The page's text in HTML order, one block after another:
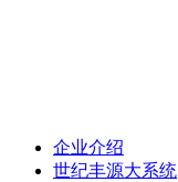
企业介绍
世纪丰源大系统